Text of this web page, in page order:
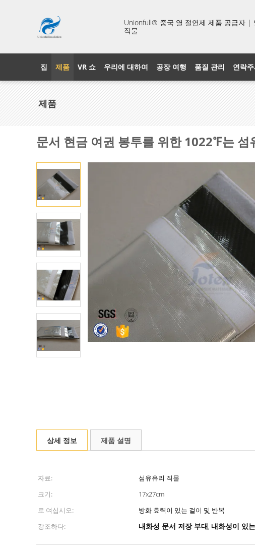
Unionfull® 중국 열 절연제 제품 공급자 |
직물
집 제품 VR 쇼 우리에 대하여 공장 여행 품질 관리 연락
제품
문서 현금 여권 봉투를 위한 1022℉는 섬
상세 정보 제품 설명
자료: 섬유유리 직물
크기:
17x27cm
로 여십시오:
방화 효력이 있는 걸이 및 반복
강조하다:
내화성 문서 저장 부대, 내화성이 있